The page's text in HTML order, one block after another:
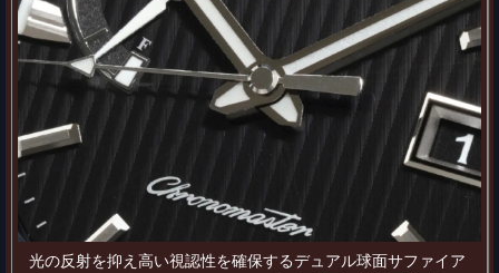
光の反射を抑え高い視認性を確保するデュアル球面サファイア